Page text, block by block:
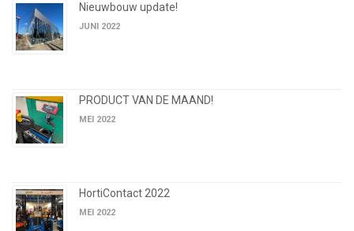
Nieuwbouw update!
JUNI 2022
PRODUCT VAN DE MAAND!
MEI 2022
HortiContact 2022
MEI 2022